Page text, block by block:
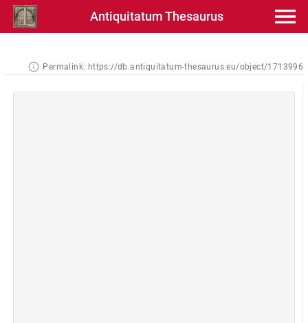
Antiquitatum Thesaurus
Permalink: https://db.antiquitatum-thesaurus.eu/object/1713996